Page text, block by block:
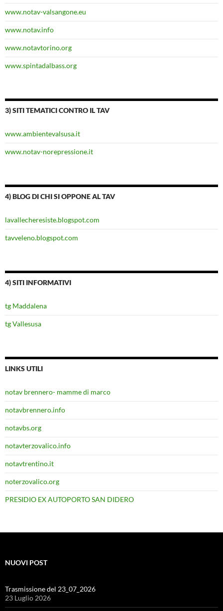
www.notav-valsangone.eu
www.notav.info
www.notavtorino.org
www.spintadalbass.org
3) SITI TEMATICI CONTRO IL TAV
www.ambientevalsusa.it
www.notav-norepressione.it
4) BLOG DI CHI SI OPPONE AL TAV
lavallecheresiste.blogspot.com
tavveleno.blogspot.com
4) SITI INFORMATIVI
tg Maddalena
tg Vallesusa
LINKS UTILI
notav brennero- mamme di marco
notavbrennero.info
notavbs.org
notavterzovalico.info
notavtrentino.it
noterzovalico.org
PRESIDIO EX AUTOPORTO SAN DIDERO
NUOVI POST
Trasmissione del 23_07_2026
23 Luglio 2026